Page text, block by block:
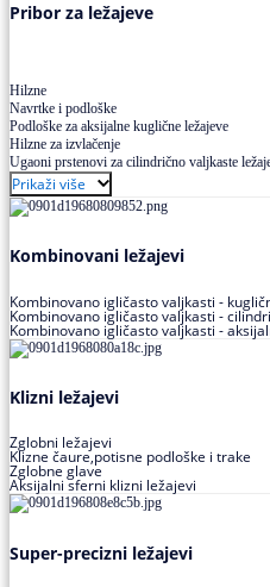
Pribor za ležajeve
Hilzne
Navrtke i podloške
Podloške za aksijalne kuglične ležajeve
Hilzne za izvlačenje
Ugaoni prstenovi za cilindrično valjkaste
Prikaži više
Kombinovani ležajevi
Kombinovano igličasto valjkasti -
Kombinovano igličasto valjkasti -
Kombinovano igličasto valjkasti -
Klizni ležajevi
Zglobni ležajevi
Klizne čaure,potisne podloške i trake
Zglobne glave
Aksijalni sferni klizni ležajevi
Super-precizni ležajevi